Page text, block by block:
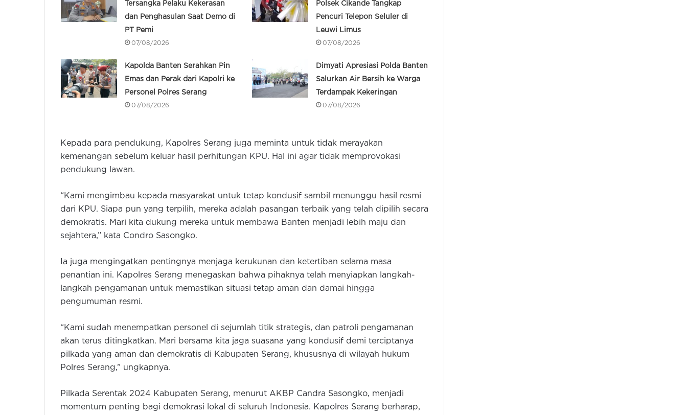
Tersangka Pelaku Kekerasan
dan Penghasulan Saat Demo di
PT Pemi
07/08/2026
Polsek Cikande Tangkap
Pencuri Telepon Seluler di
Leuwi Limus
07/08/2026
Kapolda Banten Serahkan Pin
Emas dan Perak dari Kapolri ke
Personel Polres Serang
07/08/2026
Dimyati Apresiasi Polda Banten
Salurkan Air Bersih ke Warga
Terdampak Kekeringan
07/08/2026
Kepada para pendukung, Kapolres Serang juga meminta untuk tidak merayakan
kemenangan sebelum keluar hasil perhitungan KPU. Hal ini agar tidak memprovokasi
pendukung lawan.
“Kami mengimbau kepada masyarakat untuk tetap kondusif sambil menunggu hasil resmi
dari KPU. Siapa pun yang terpilih, mereka adalah pasangan terbaik yang telah dipilih secara
demokratis. Mari kita dukung mereka untuk membawa Banten menjadi lebih maju dan
sejahtera,” kata Condro Sasongko.
Ia juga mengingatkan pentingnya menjaga kerukunan dan ketertiban selama masa
penantian ini. Kapolres Serang menegaskan bahwa pihaknya telah menyiapkan langkah-
langkah pengamanan untuk memastikan situasi tetap aman dan damai hingga
pengumuman resmi.
“Kami sudah menempatkan personel di sejumlah titik strategis, dan patroli pengamanan
akan terus ditingkatkan. Mari bersama kita jaga suasana yang kondusif demi terciptanya
pilkada yang aman dan demokratis di Kabupaten Serang, khususnya di wilayah hukum
Polres Serang,” ungkapnya.
Pilkada Serentak 2024 Kabupaten Serang, menurut AKBP Candra Sasongko, menjadi
momentum penting bagi demokrasi lokal di seluruh Indonesia. Kapolres Serang berharap,